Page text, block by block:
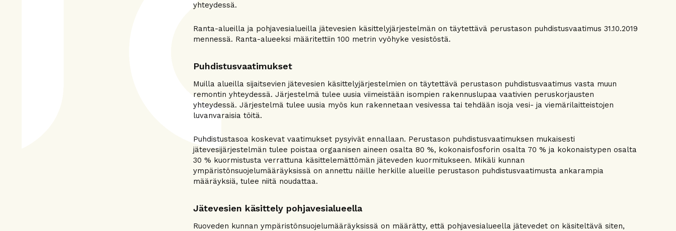
yhteydessä.
Ranta-alueilla ja pohjavesialueilla jätevesien käsittelyjärjestelmän on täytettävä perustason puhdistusvaatimus 31.10.2019
mennessä. Ranta-alueeksi määritettiin 100 metrin vyöhyke vesistöstä.
Puhdistusvaatimukset
Muilla alueilla sijaitsevien jätevesien käsittelyjärjestelmien on täytettävä perustason puhdistusvaatimus vasta muun
remontin yhteydessä. Järjestelmä tulee uusia viimeistään isompien rakennuslupaa vaativien peruskorjausten
yhteydessä. Järjestelmä tulee uusia myös kun rakennetaan vesivessa tai tehdään isoja vesi- ja viemärilaitteistojen
luvanvaraisia töitä.
Puhdistustasoa koskevat vaatimukset pysyivät ennallaan. Perustason puhdistusvaatimuksen mukaisesti
jätevesijärjestelmän tulee poistaa orgaanisen aineen osalta 80 %, kokonaisfosforin osalta 70 % ja kokonaistypen osalta
30 % kuormistusta verrattuna käsittelemättömän jäteveden kuormitukseen. Mikäli kunnan
ympäristönsuojelumääräyksissä on annettu näille herkille alueille perustason puhdistusvaatimusta ankarampia
määräyksiä, tulee niitä noudattaa.
Jätevesien käsittely pohjavesialueella
Ruoveden kunnan ympäristönsuojelumääräyksissä on määrätty, että pohjavesialueella jätevedet on käsiteltävä siten,